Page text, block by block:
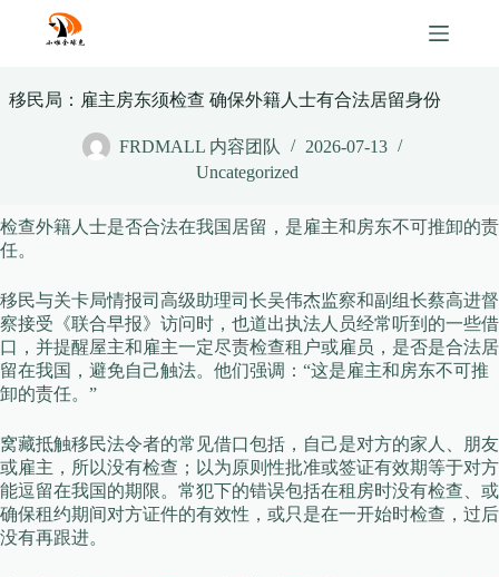
content
移民局：雇主房东须检查 确保外籍人士有合法居留身份
FRDMALL 内容团队
2026-07-13
Uncategorized
检查外籍人士是否合法在我国居留，是雇主和房东不可推卸的责
任。
移民与关卡局情报司高级助理司长吴伟杰监察和副组长蔡高进督
察接受《联合早报》访问时，也道出执法人员经常听到的一些借
口，并提醒屋主和雇主一定尽责检查租户或雇员，是否是合法居
留在我国，避免自己触法。他们强调：“这是雇主和房东不可推
卸的责任。”
窝藏抵触移民法令者的常见借口包括，自己是对方的家人、朋友
或雇主，所以没有检查；以为原则性批准或签证有效期等于对方
能逗留在我国的期限。常犯下的错误包括在租房时没有检查、或
确保租约期间对方证件的有效性，或只是在一开始时检查，过后
没有再跟进。